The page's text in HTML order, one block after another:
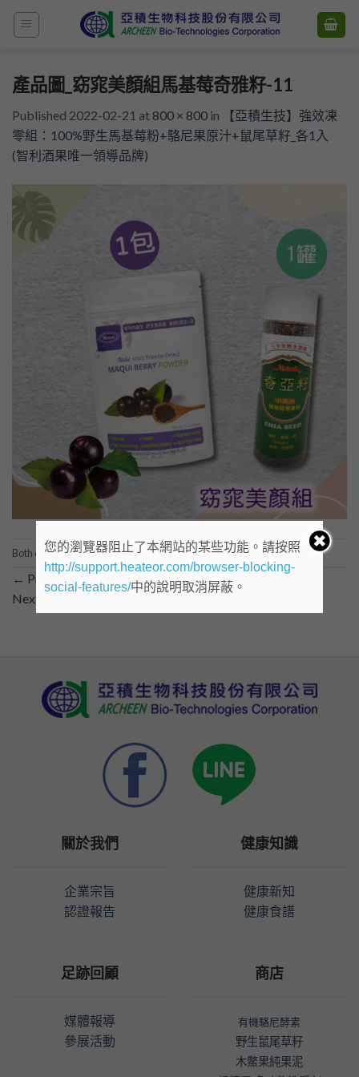
Skip
產品圖_窈窕美顏組馬基莓奇雅籽-11
Published 2022-02-21 at 800 × 800 in
【亞積生技】強效凍
零組：100%野生馬基莓粉+駱尼果原汁+鼠尾草籽_各1入
(智利酒果唯一領導品牌)
Both comments and trackbacks are currently closed.
← Previous
Next
關於我們
企業宗旨
認證報告
健康知識
健康新知
健康食譜
足跡回顧
媒體報導
參展活動
商店
有機駱尼酵素
野生鼠尾草籽
木鱉果純果泥
您的瀏覽器阻止了本網站的某些功能。請按照
http://support.heateor.com/browser-blocking-
social-features/中的說明取消屏蔽。